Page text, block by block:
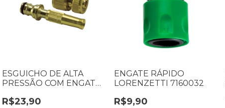
ESGUICHO DE ALTA
PRESSÃO COM ENGATE
#190400060
R$23,90
ENGATE RÁPIDO
LORENZETTI 7160032
R$9,90